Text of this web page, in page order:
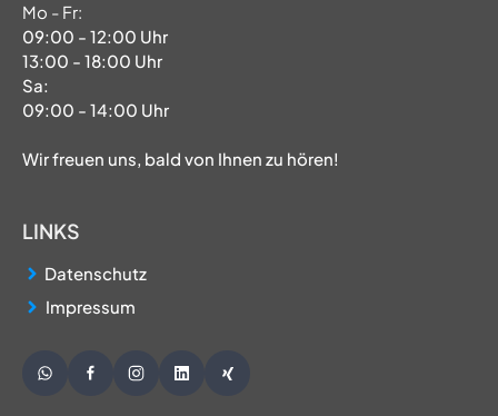
Mo - Fr:
09:00 - 12:00 Uhr
13:00 - 18:00 Uhr
Sa:
09:00 - 14:00 Uhr
Wir freuen uns, bald von Ihnen zu hören!
LINKS
Datenschutz
Impressum